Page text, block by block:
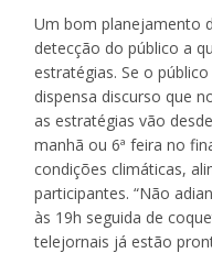
Um bom planejamento
detecção do público a
estratégias. Se o
dispensa discurso que
as estratégias vão
manhã ou 6ª feira no
condições climáticas,
participantes. “Não
às 19h seguida de
telejornais já estão